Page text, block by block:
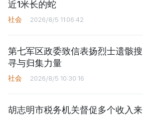
近1米长的蛇
社会 2026/8/5 11:06:42
第七军区政委致信表扬烈士遗骸搜
寻与归集力量
社会 2026/8/5 10:30:16
胡志明市税务机关督促多个收入来